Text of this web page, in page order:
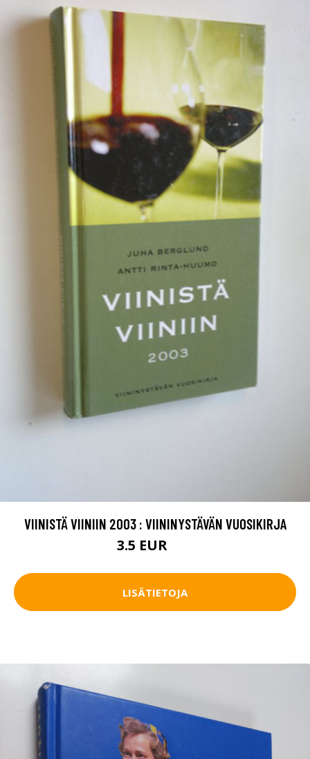
VIINISTÄ VIINIIN 2003 : VIININYSTÄVÄN VUOSIKIRJA
3.5 EUR
LISÄTIETOJA